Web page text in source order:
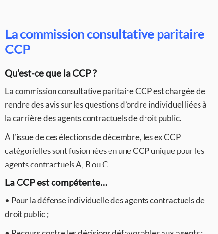
La commission consultative paritaire
CCP
Qu’est-ce que la CCP ?
La commission consultative paritaire CCP est chargée de
rendre des avis sur les questions d’ordre individuel liées à
la carrière des agents contractuels de droit public.
À l’issue de ces élections de décembre, les ex CCP
catégorielles sont fusionnées en une CCP unique pour les
agents contractuels A, B ou C.
La CCP est compétente…
• Pour la défense individuelle des agents contractuels de
droit public ;